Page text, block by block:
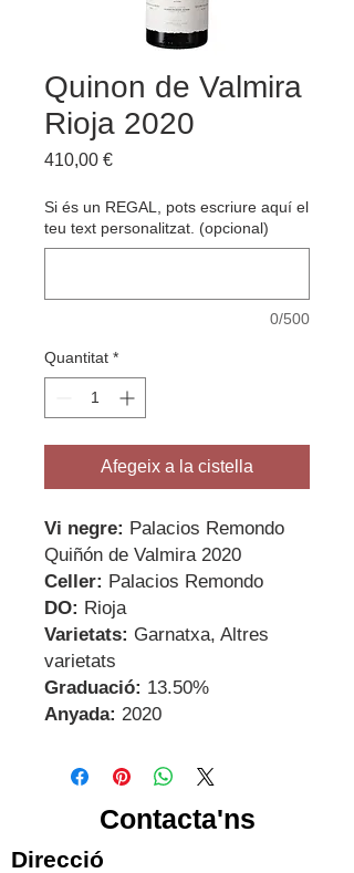
Quinon de Valmira
Rioja 2020
410,00 €Price
Si és un REGAL, pots escriure aquí el
teu text personalitzat. (opcional)
0/500
Quantitat *
Afegeix a la cistella
Vi negre: Palacios Remondo
Quiñón de Valmira 2020
Celler: Palacios Remondo
DO: Rioja
Varietats: Garnatxa, Altres
varietats
Graduació: 13.50%
Anyada: 2020
Contacta'ns
Direcció